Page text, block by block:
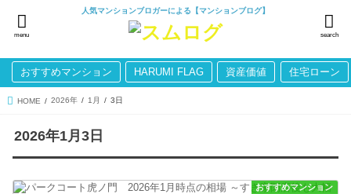
人気マンションブロガーによる【マンションブログ】
search
menu
おすすめマンション HARUMI FLAG 資産価値 住宅ローン
HOME 2026年 1月 3日
2026年1月3日
おすすめマンション